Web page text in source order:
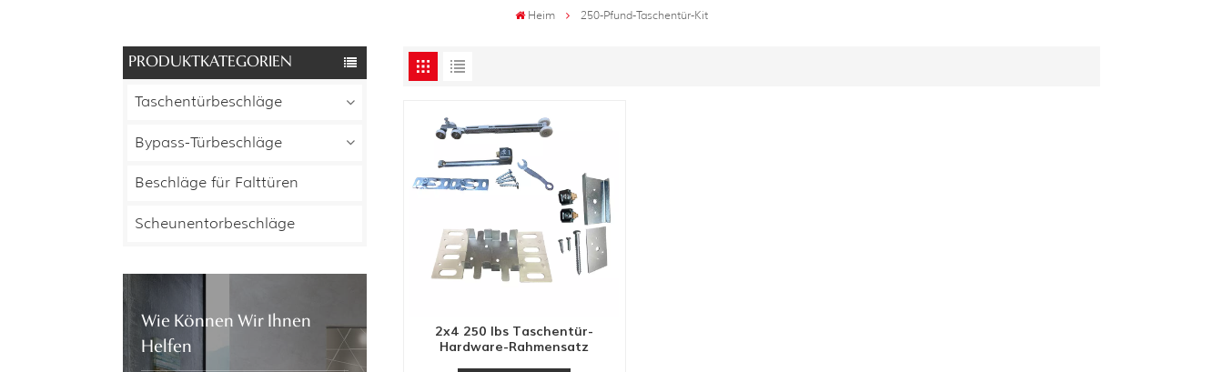
Heim 250-Pfund-Taschentür-Kit
PRODUKTKATEGORIEN
Taschentürbeschläge
Bypass-Türbeschläge
Beschläge für Falttüren
Scheunentorbeschläge
Wie Können Wir Ihnen
Helfen
2x4 250 lbs Taschentür-
Hardware-Rahmensatz